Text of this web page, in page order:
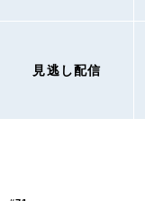
見逃し配信